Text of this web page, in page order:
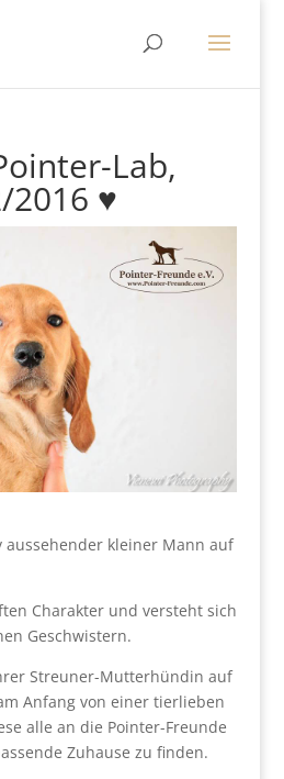
Lab,
2016 ♥
aussehender kleiner Mann auf
Charakter und versteht sich
Geschwistern.
Streuner-Mutterhündin auf
Anfang von einer tierlieben
alle an die Pointer-Freunde
Zuhause zu finden.